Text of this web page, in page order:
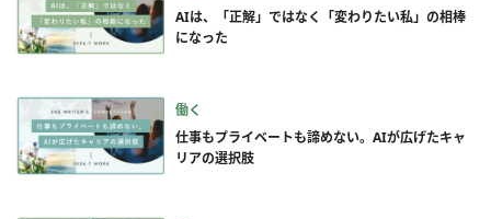
AIは、「正解」ではなく「変わりたい私」の相棒
になった
働く
仕事もプライベートも諦めない。AIが広げたキャ
リアの選択肢